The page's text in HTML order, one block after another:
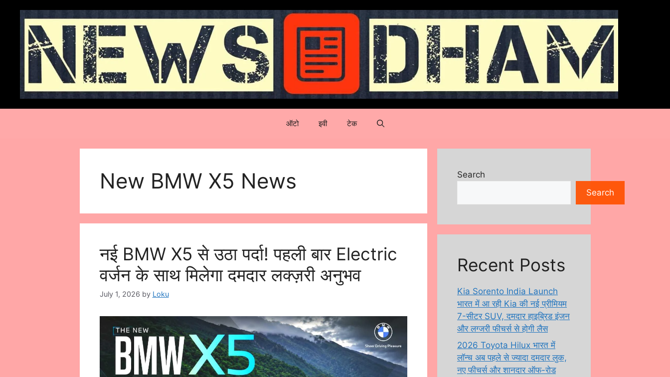
content
ऑटो इवी टेक
New BMW X5 News
नई BMW X5 से उठा पर्दा! पहली बार Electric
वर्जन के साथ मिलेगा दमदार लक्ज़री अनुभव
July 1, 2026 by Loku
Search
Search
Recent Posts
Kia Sorento India Launch
भारत में आ रही Kia की नई प्रीमियम
7-सीटर SUV, दमदार हाइब्रिड इंजन
और लग्जरी फीचर्स से होगी लैस
2026 Toyota Hilux भारत में
लॉन्च अब पहले से ज्यादा दमदार लुक,
नए फीचर्स और शानदार ऑफ-रोड